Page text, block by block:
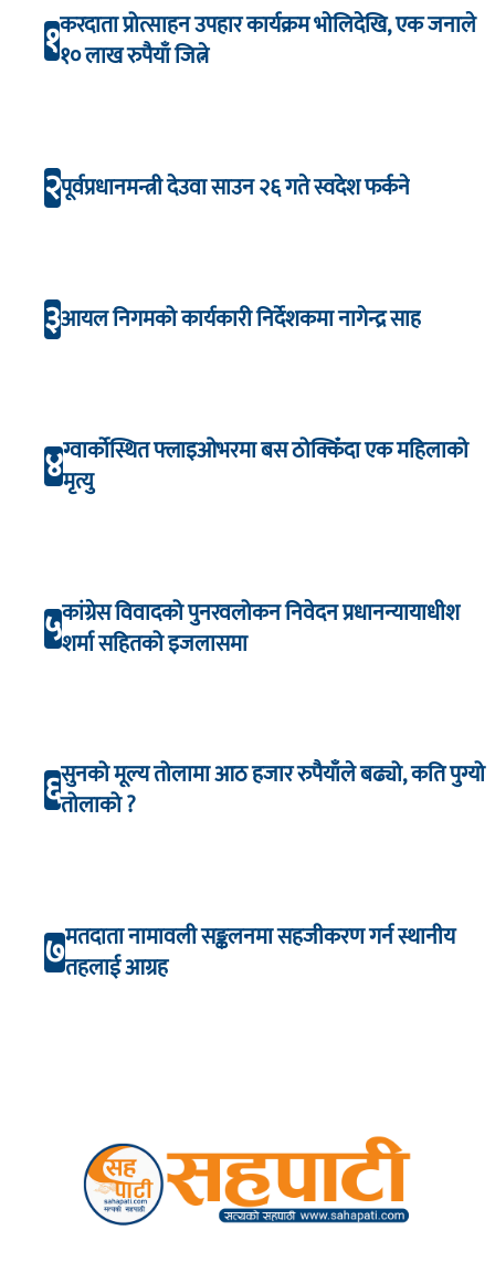
१करदाता प्रोत्साहन उपहार कार्यक्रम भाेलिदेखि, एक जनाले
१० लाख रुपैयाँ जित्ने
२पूर्वप्रधानमन्त्री देउवा साउन २६ गते स्वदेश फर्कने
३आयल निगमको कार्यकारी निर्देशकमा नागेन्द्र साह
४ग्वार्कोस्थित फ्लाइओभरमा बस ठोक्किँदा एक महिलाको
मृत्यु
५कांग्रेस विवादको पुनरवलोकन निवेदन प्रधानन्यायाधीश
शर्मा सहितको इजलासमा
६सुनको मूल्य तोलामा आठ हजार रुपैयाँले बढ्यो, कति पुग्यो
तोलाको ?
७मतदाता नामावली सङ्कलनमा सहजीकरण गर्न स्थानीय
तहलाई आग्रह